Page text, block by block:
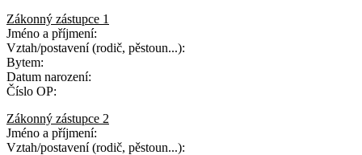
Zákonný zástupce 1
Jméno a příjmení:
Vztah/postavení (rodič, pěstoun...):
Bytem:
Datum narození:
Číslo OP:
Zákonný zástupce 2
Jméno a příjmení:
Vztah/postavení (rodič, pěstoun...):